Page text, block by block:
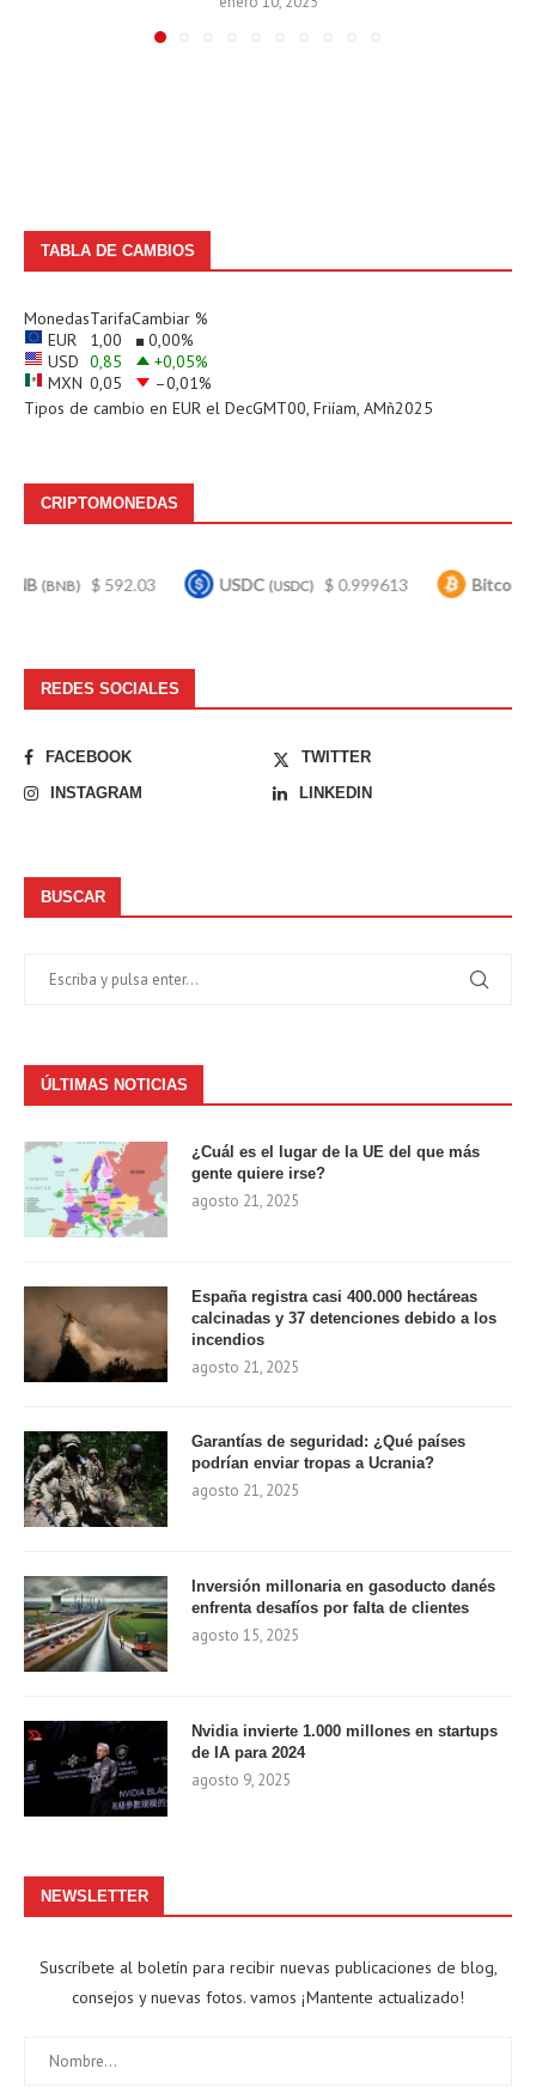
TABLA DE CAMBIOS
MonedasTarifaCambiar %
EUR
1,00 0,00%
USD 0,85 +0,05%
MXN 0,05 –0,01%
Tipos de cambio en EUR el DecGMT00, Friíam, AMñ2025
CRIPTOMONEDAS
$ 592.03 USDC(USDC) $ 0.999613 Bitcoin (BTC) $
REDES SOCIALES
FACEBOOK
TWITTER
INSTAGRAM
LINKEDIN
BUSCAR
ÚLTIMAS NOTICIAS
¿Cuál es el lugar de la UE del que más
gente quiere irse?
agosto 21, 2025
España registra casi 400.000 hectáreas
calcinadas y 37 detenciones debido a los
incendios
agosto 21, 2025
Garantías de seguridad: ¿Qué países
podrían enviar tropas a Ucrania?
agosto 21, 2025
Inversión millonaria en gasoducto danés
enfrenta desafíos por falta de clientes
agosto 15, 2025
Nvidia invierte 1.000 millones en startups
de IA para 2024
agosto 9, 2025
NEWSLETTER
Suscríbete al boletín para recibir nuevas publicaciones de blog,
consejos y nuevas fotos. vamos ¡Mantente actualizado!